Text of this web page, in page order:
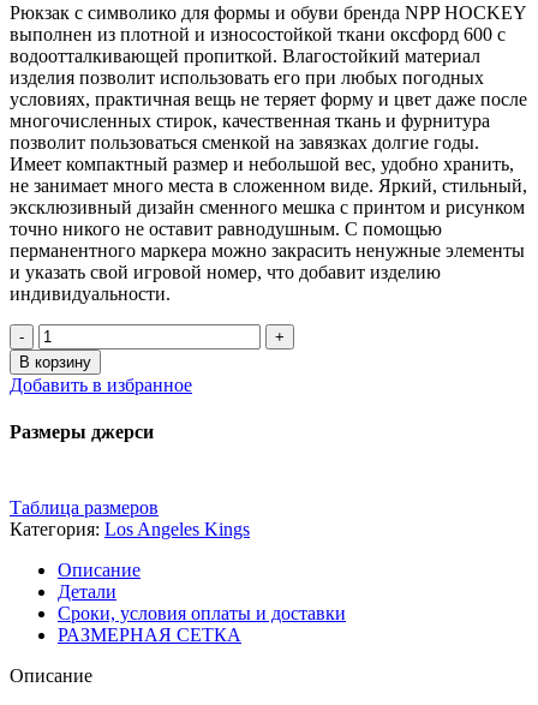
Рюкзак с символико для формы и обуви бренда NPP HOCKEY
выполнен из плотной и износостойкой ткани оксфорд 600 с
водоотталкивающей пропиткой. Влагостойкий материал
изделия позволит использовать его при любых погодных
условиях, практичная вещь не теряет форму и цвет даже после
многочисленных стирок, качественная ткань и фурнитура
позволит пользоваться сменкой на завязках долгие годы.
Имеет компактный размер и небольшой вес, удобно хранить,
не занимает много места в сложенном виде. Яркий, стильный,
эксклюзивный дизайн сменного мешка с принтом и рисунком
точно никого не оставит равнодушным. С помощью
перманентного маркера можно закрасить ненужные элементы
и указать свой игровой номер, что добавит изделию
индивидуальности.
В корзину
Добавить в избранное
Размеры джерси
Таблица размеров
Категория: Los Angeles Kings
Описание
Детали
Сроки, условия оплаты и доставки
РАЗМЕРНАЯ СЕТКА
Описание